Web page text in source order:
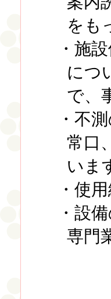
をも
・施
につ
で、
・不
常口
いま
・使
・設
専門